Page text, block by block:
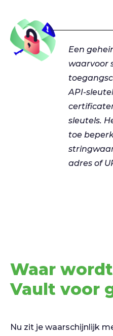
Een
waarvoor
API-
sleutels.
toe
adres of
Waar
Vault voor
Nu zit je waarschijnlijk